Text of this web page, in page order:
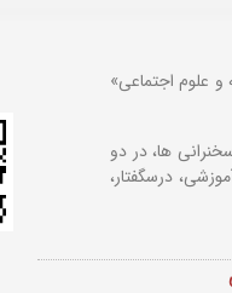
علوم اجتماعی»
ها، در دو
درسگفتار،